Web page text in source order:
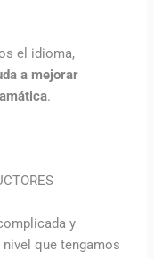
el idioma,
a mejorar
.
y
que tengamos